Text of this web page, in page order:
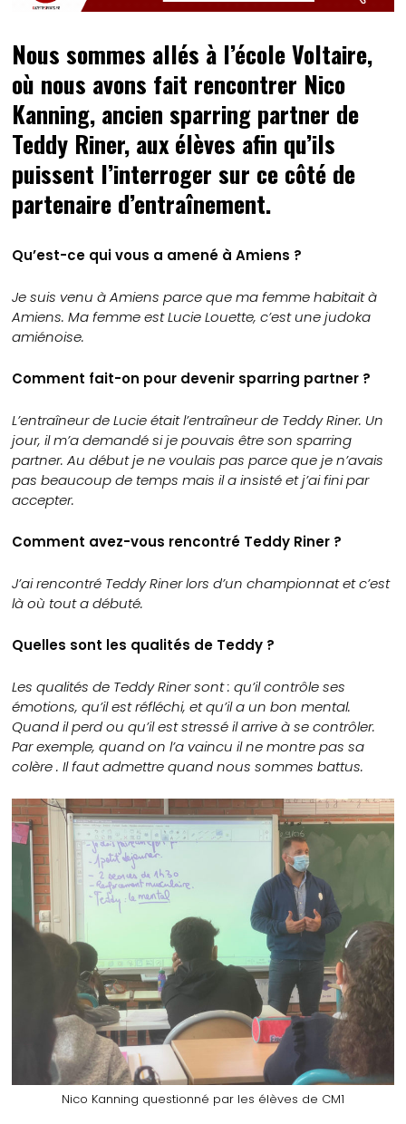
Nous sommes allés à l’école Voltaire,
où nous avons fait rencontrer Nico
Kanning, ancien sparring partner de
Teddy Riner, aux élèves afin qu’ils
puissent l’interroger sur ce côté de
partenaire d’entraînement.
Qu’est-ce qui vous a amené à Amiens ?
Je suis venu à Amiens parce que ma femme habitait à
Amiens. Ma femme est Lucie Louette, c’est une judoka
amiénoise.
Comment fait-on pour devenir sparring partner ?
L’entraîneur de Lucie était l’entraîneur de Teddy Riner. Un
jour, il m’a demandé si je pouvais être son sparring
partner. Au début je ne voulais pas parce que je n’avais
pas beaucoup de temps mais il a insisté et j’ai fini par
accepter.
Comment avez-vous rencontré Teddy Riner ?
J’ai rencontré Teddy Riner lors d’un championnat et c’est
là où tout a débuté.
Quelles sont les qualités de Teddy ?
Les qualités de Teddy Riner sont : qu’il contrôle ses
émotions, qu’il est réfléchi, et qu’il a un bon mental.
Quand il perd ou qu’il est stressé il arrive à se contrôler.
Par exemple, quand on l’a vaincu il ne montre pas sa
colère . Il faut admettre quand nous sommes battus.
Nico Kanning questionné par les élèves de CM1